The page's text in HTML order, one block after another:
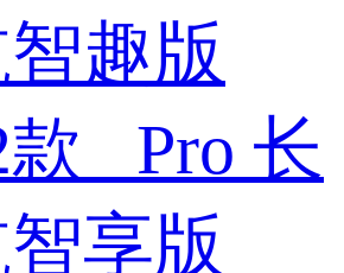
趣版
款 Pro 长
享版